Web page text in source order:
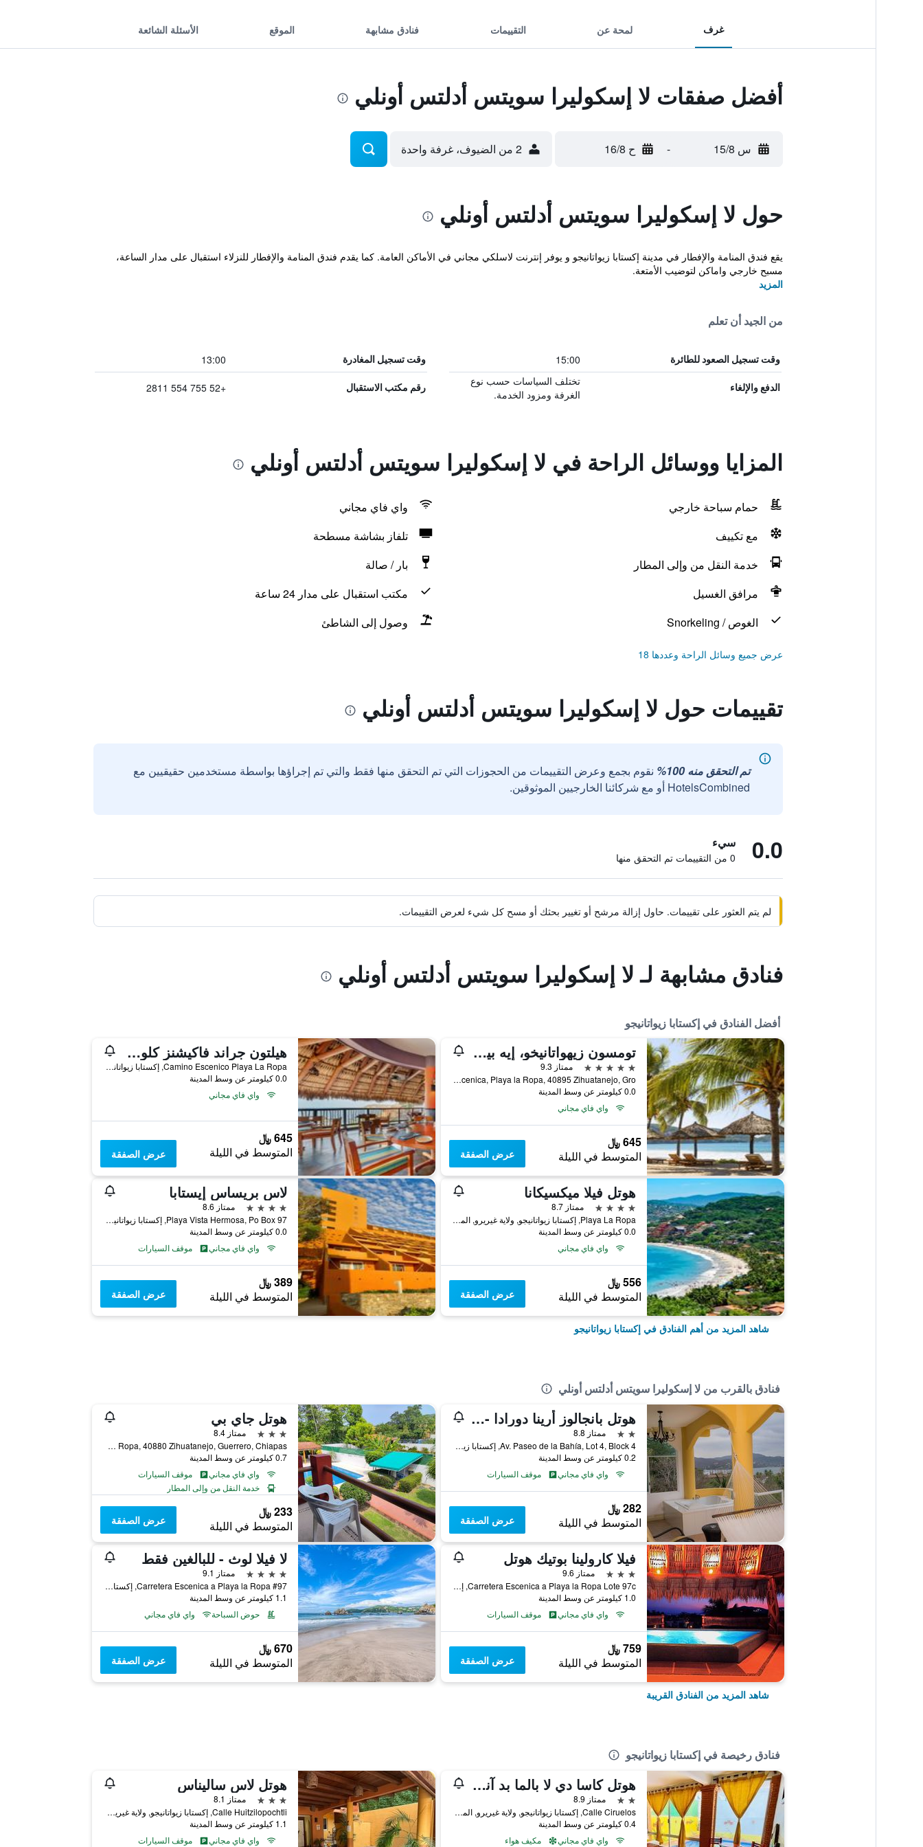
غرف لمحة عن التقييمات فنادق مشابهة الموقع الأسئلة الشائعة
أفضل صفقات لا إسكوليرا سويتس أدلتس أونلي
س 15/8 - ح 16/8 2 من الضيوف، غرفة واحدة
حول لا إسكوليرا سويتس أدلتس أونلي
يقع فندق المنامة والإفطار في مدينة إكستابا زيواتانيجو و يوفر إنترنت لاسلكي مجاني في الأماكن العامة. كما يقدم فندق المنامة والإفطار للنزلاء استقبال على مدار الساعة،
مسبح خارجي واماكن لتوضيب الأمتعة.
المزيد
من الجيد أن تعلم
وقت تسجيل الصعود للطائرة 15:00 وقت تسجيل المغادرة 13:00
الدفع والإلغاء
تختلف السياسات حسب نوع
الغرفة ومزود الخدمة.
رقم مكتب الاستقبال +52 755 554 2811
المزايا ووسائل الراحة في لا إسكوليرا سويتس أدلتس أونلي
حمام سباحة خارجي
واي فاي مجاني
مع تكييف
تلفاز بشاشة مسطحة
خدمة النقل من وإلى المطار
بار / صالة
مرافق الغسيل
مكتب استقبال على مدار 24 ساعة
الغوص / Snorkeling
وصول إلى الشاطئ
عرض جميع وسائل الراحة وعددها 18
تقييمات حول لا إسكوليرا سويتس أدلتس أونلي
تم التحقق منه 100%
نقوم بجمع وعرض التقييمات من الحجوزات التي تم التحقق منها فقط والتي تم إجراؤها بواسطة مستخدمين حقيقيين مع
HotelsCombined أو مع شركائنا الخارجيين الموثوقين.
0.0 سيء
0 من التقييمات تم التحقق منها
لم يتم العثور على تقييمات. حاول إزالة مرشح أو تغيير بحثك أو مسح كل شيء لعرض التقييمات.
فنادق مشابهة لـ لا إسكوليرا سويتس أدلتس أونلي
أفضل الفنادق في إكستابا زيواتانيجو
تومسون زيهواتانيخو، إيه بيتش ريزورت، باي حيات
5 نجوم
ممتاز 9.3
Carretera Escenica, Playa la Ropa, 40895 Zihuatanejo, Gro, إكستابا زيواتانيجو, ولاية غيريرو, المكسيك
0.0 كيلومتر عن وسط المدينة
واي فاي مجاني
645 ﷼
المتوسط في الليلة عرض الصفقة
هيلتون جراند فاكيشنز كلوب زيهواتانيجو
Camino Escenico Playa La Ropa, إكستابا زيواتانيجو, ولاية غيريرو, المكسيك
0.0 كيلومتر عن وسط المدينة
واي فاي مجاني
645 ﷼
المتوسط في الليلة عرض الصفقة
هوتل فيلا ميكسيكانا
4 نجوم
ممتاز 8.7
Playa La Ropa, إكستابا زيواتانيجو, ولاية غيريرو, المكسيك
0.0 كيلومتر عن وسط المدينة
واي فاي مجاني
556 ﷼
المتوسط في الليلة عرض الصفقة
لاس بريساس إيستابا
4 نجوم
ممتاز 8.6
Playa Vista Hermosa, Po Box 97, إكستابا زيواتانيجو, ولاية غيريرو, المكسيك
0.0 كيلومتر عن وسط المدينة
واي فاي مجاني
موقف السيارات
389 ﷼
المتوسط في الليلة عرض الصفقة
شاهد المزيد من أهم الفنادق في إكستابا زيواتانيجو
فنادق بالقرب من لا إسكوليرا سويتس أدلتس أونلي
هوتل بانجالوز أرينا دورادا - للبالغين فقط
2 نجمتين
ممتاز 8.8
Av. Paseo de la Bahía, Lot 4, Block 4, إكستابا زيواتانيجو, ولاية غيريرو, المكسيك
0.2 كيلومتر عن وسط المدينة
واي فاي مجاني
موقف السيارات
282 ﷼
المتوسط في الليلة عرض الصفقة
هوتل جاي بي
3 نجوم
ممتاز 8.4
Carretera Playa La Ropa, 40880 Zihuatanejo, Guerrero, Chiapas, إكستابا زيواتانيجو, ولاية غيريرو, المكسيك
0.7 كيلومتر عن وسط المدينة
واي فاي مجاني
موقف السيارات
خدمة النقل من وإلى المطار
233 ﷼
المتوسط في الليلة عرض الصفقة
فيلا كارولينا بوتيك هوتل
3 نجوم
ممتاز 9.6
Carretera Escenica a Playa la Ropa Lote 97c, إكستابا زيواتانيجو, ولاية غيريرو, المكسيك
1.0 كيلومتر عن وسط المدينة
واي فاي مجاني
موقف السيارات
759 ﷼
المتوسط في الليلة عرض الصفقة
لا فيلا لوث - للبالغين فقط
4 نجوم
ممتاز 9.1
Carretera Escenica a Playa la Ropa #97, إكستابا زيواتانيجو, ولاية غيريرو, المكسيك
1.1 كيلومتر عن وسط المدينة
حوض السباحة
واي فاي مجاني
670 ﷼
المتوسط في الليلة عرض الصفقة
شاهد المزيد من الفنادق القريبة
فنادق رخيصة في إكستابا زيواتانيجو
هوتل كاسا دي لا بالما بد آند بريكفاست
2 نجمتين
ممتاز 8.9
Calle Ciruelos, إكستابا زيواتانيجو, ولاية غيريرو, المكسيك
0.4 كيلومتر عن وسط المدينة
واي فاي مجاني
مكيف هواء
هوتل لاس ساليناس
3 نجوم
ممتاز 8.1
Calle Huitzilopochtli, إكستابا زيواتانيجو, ولاية غيريرو, المكسيك
1.1 كيلومتر عن وسط المدينة
واي فاي مجاني
موقف السيارات